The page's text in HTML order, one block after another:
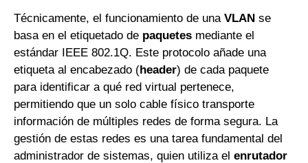
Técnicamente, el funcionamiento de unaVLAN se
basa en el etiquetado de paquetes mediante el
estándar IEEE 802.1Q. Este protocolo añade una
etiqueta al encabezado (header) de cada paquete
para identificar a qué red virtual pertenece,
permitiendo que un solo cable físico transporte
información de múltiples redes de forma segura. La
gestión de estas redes es una tarea fundamental del
administrador de sistemas, quien utiliza elenrutador